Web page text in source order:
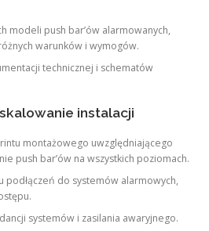
modeli push bar’ów alarmowanych,
warunków i wymogów.
technicznej i schematów
instalacji
montażowego uwzględniającego
push bar’ów na wszystkich poziomach.
podłączeń do systemów alarmowych,
systemów i zasilania awaryjnego.